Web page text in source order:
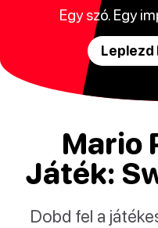
Egy szó. Egy
Leplezd
Mario
Játék:
Dobd fel a